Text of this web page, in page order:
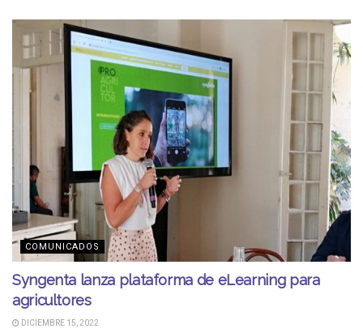
COMUNICADOS
Syngenta lanza plataforma de eLearning para
agricultores
DICIEMBRE 15, 2022